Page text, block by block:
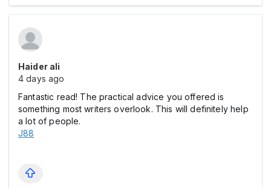
Haider ali
4 days ago
Fantastic read! The practical advice you offered is
something most writers overlook. This will definitely help
a lot of people.
J88